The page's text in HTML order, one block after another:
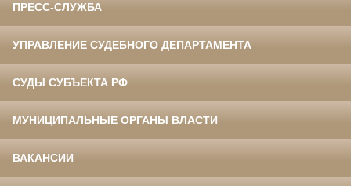
ПРЕСС-СЛУЖБА
УПРАВЛЕНИЕ СУДЕБНОГО ДЕПАРТАМЕНТА
СУДЫ СУБЪЕКТА РФ
МУНИЦИПАЛЬНЫЕ ОРГАНЫ ВЛАСТИ
ВАКАНСИИ